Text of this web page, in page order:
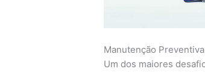
Manutenção
Um dos maiores